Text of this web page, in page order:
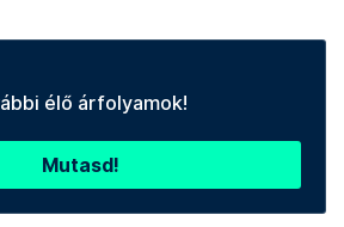
élő árfolyamok!
Mutasd!